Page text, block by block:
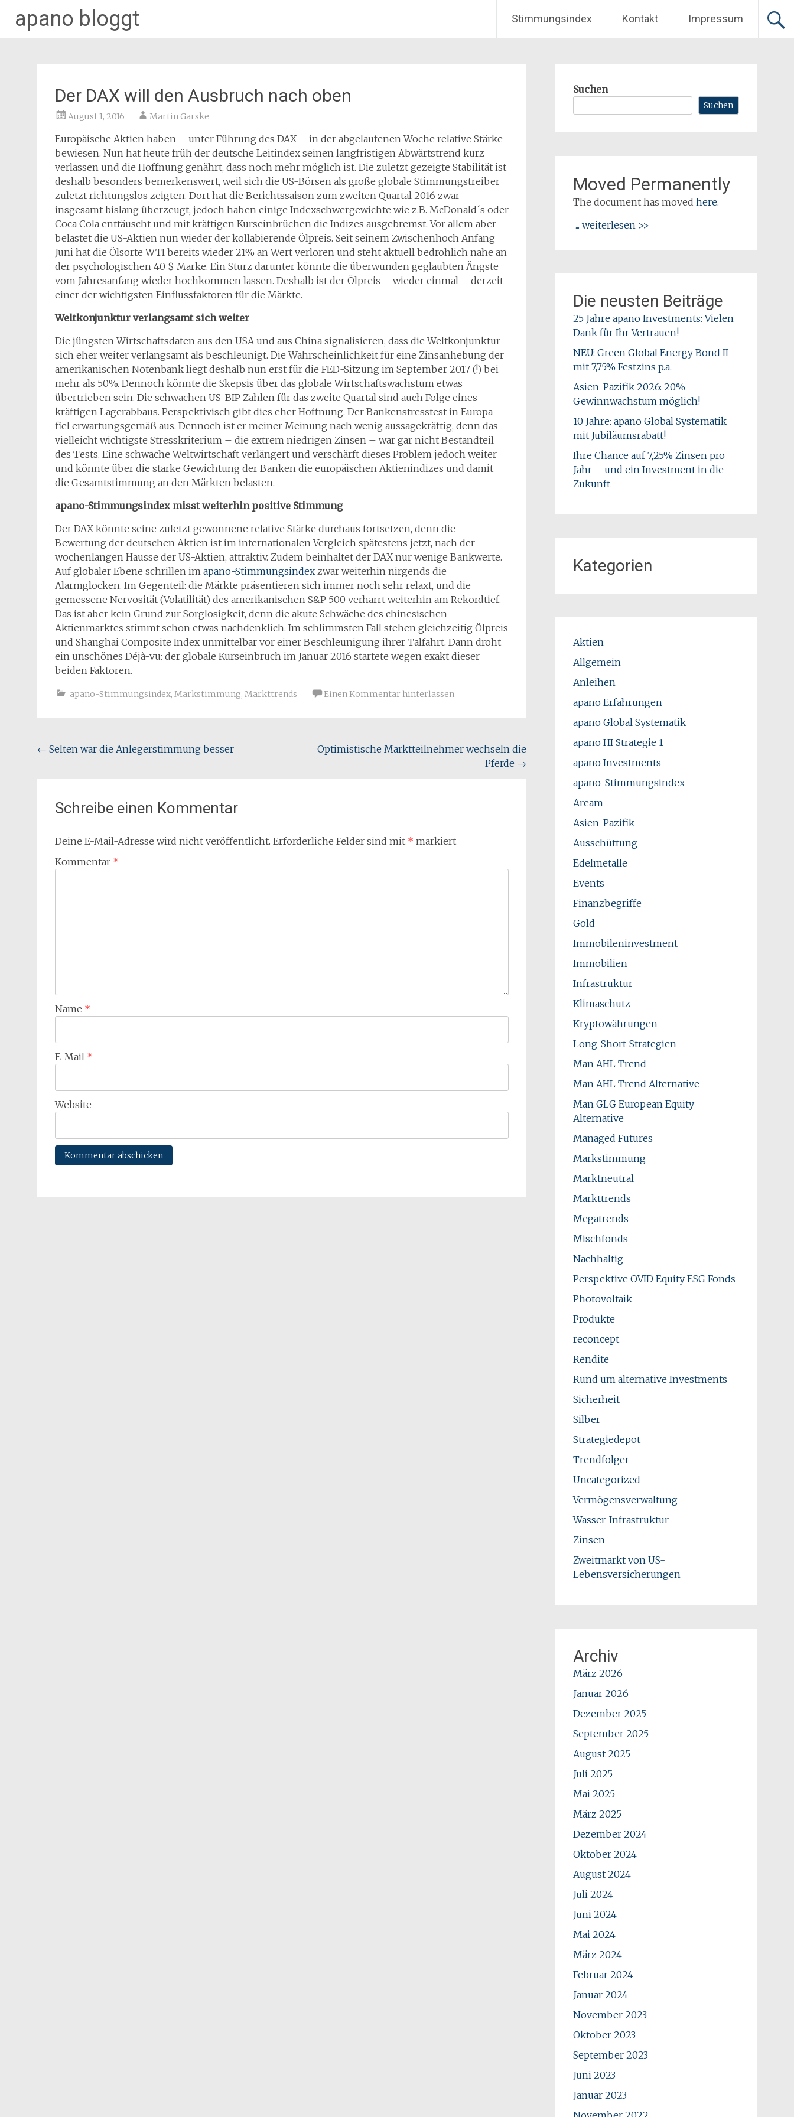
apano bloggt Stimmungsindex Kontakt Impressum
Der DAX will den Ausbruch nach oben
August 1, 2016 Martin Garske
Europäische Aktien haben – unter Führung des DAX – in der abgelaufenen Woche relative Stärke
bewiesen. Nun hat heute früh der deutsche Leitindex seinen langfristigen Abwärtstrend kurz
verlassen und die Hoffnung genährt, dass noch mehr möglich ist. Die zuletzt gezeigte Stabilität ist
deshalb besonders bemerkenswert, weil sich die US-Börsen als große globale Stimmungstreiber
zuletzt richtungslos zeigten. Dort hat die Berichtssaison zum zweiten Quartal 2016 zwar
insgesamt bislang überzeugt, jedoch haben einige Indexschwergewichte wie z.B. McDonald´s oder
Coca Cola enttäuscht und mit kräftigen Kurseinbrüchen die Indizes ausgebremst. Vor allem aber
belastet die US-Aktien nun wieder der kollabierende Ölpreis. Seit seinem Zwischenhoch Anfang
Juni hat die Ölsorte WTI bereits wieder 21% an Wert verloren und steht aktuell bedrohlich nahe an
der psychologischen 40 $ Marke. Ein Sturz darunter könnte die überwunden geglaubten Ängste
vom Jahresanfang wieder hochkommen lassen. Deshalb ist der Ölpreis – wieder einmal – derzeit
einer der wichtigsten Einflussfaktoren für die Märkte.
Weltkonjunktur verlangsamt sich weiter
Die jüngsten Wirtschaftsdaten aus den USA und aus China signalisieren, dass die Weltkonjunktur
sich eher weiter verlangsamt als beschleunigt. Die Wahrscheinlichkeit für eine Zinsanhebung der
amerikanischen Notenbank liegt deshalb nun erst für die FED-Sitzung im September 2017 (!) bei
mehr als 50%. Dennoch könnte die Skepsis über das globale Wirtschaftswachstum etwas
übertrieben sein. Die schwachen US-BIP Zahlen für das zweite Quartal sind auch Folge eines
kräftigen Lagerabbaus. Perspektivisch gibt dies eher Hoffnung. Der Bankenstresstest in Europa
fiel erwartungsgemäß aus. Dennoch ist er meiner Meinung nach wenig aussagekräftig, denn das
vielleicht wichtigste Stresskriterium – die extrem niedrigen Zinsen – war gar nicht Bestandteil
des Tests. Eine schwache Weltwirtschaft verlängert und verschärft dieses Problem jedoch weiter
und könnte über die starke Gewichtung der Banken die europäischen Aktienindizes und damit
die Gesamtstimmung an den Märkten belasten.
apano-Stimmungsindex misst weiterhin positive Stimmung
Der DAX könnte seine zuletzt gewonnene relative Stärke durchaus fortsetzen, denn die
Bewertung der deutschen Aktien ist im internationalen Vergleich spätestens jetzt, nach der
wochenlangen Hausse der US-Aktien, attraktiv. Zudem beinhaltet der DAX nur wenige Bankwerte.
Auf globaler Ebene schrillen im apano-Stimmungsindex zwar weiterhin nirgends die
Alarmglocken. Im Gegenteil: die Märkte präsentieren sich immer noch sehr relaxt, und die
gemessene Nervosität (Volatilität) des amerikanischen S&P 500 verharrt weiterhin am Rekordtief.
Das ist aber kein Grund zur Sorglosigkeit, denn die akute Schwäche des chinesischen
Aktienmarktes stimmt schon etwas nachdenklich. Im schlimmsten Fall stehen gleichzeitig Ölpreis
und Shanghai Composite Index unmittelbar vor einer Beschleunigung ihrer Talfahrt. Dann droht
ein unschönes Déjà-vu: der globale Kurseinbruch im Januar 2016 startete wegen exakt dieser
beiden Faktoren.
apano-Stimmungsindex, Markstimmung, Markttrends Einen Kommentar hinterlassen
Beitragsnavigation
← Selten war die Anlegerstimmung besser
Optimistische Marktteilnehmer wechseln die
Pferde →
Schreibe einen Kommentar
Deine E-Mail-Adresse wird nicht veröffentlicht. Erforderliche Felder sind mit * markiert
Kommentar *
Name *
E-Mail *
Website
Suchen
Suchen
Moved Permanently
The document has moved here.
... weiterlesen >>
Die neusten Beiträge
25 Jahre apano Investments: Vielen
Dank für Ihr Vertrauen!
NEU: Green Global Energy Bond II
mit 7,75% Festzins p.a.
Asien-Pazifik 2026: 20%
Gewinnwachstum möglich!
10 Jahre: apano Global Systematik
mit Jubiläumsrabatt!
Ihre Chance auf 7,25% Zinsen pro
Jahr – und ein Investment in die
Zukunft
Kategorien
Aktien
Allgemein
Anleihen
apano Erfahrungen
apano Global Systematik
apano HI Strategie 1
apano Investments
apano-Stimmungsindex
Aream
Asien-Pazifik
Ausschüttung
Edelmetalle
Events
Finanzbegriffe
Gold
Immobileninvestment
Immobilien
Infrastruktur
Klimaschutz
Kryptowährungen
Long-Short-Strategien
Man AHL Trend
Man AHL Trend Alternative
Man GLG European Equity
Alternative
Managed Futures
Markstimmung
Marktneutral
Markttrends
Megatrends
Mischfonds
Nachhaltig
Perspektive OVID Equity ESG Fonds
Photovoltaik
Produkte
reconcept
Rendite
Rund um alternative Investments
Sicherheit
Silber
Strategiedepot
Trendfolger
Uncategorized
Vermögensverwaltung
Wasser-Infrastruktur
Zinsen
Zweitmarkt von US-
Lebensversicherungen
Archiv
März 2026
Januar 2026
Dezember 2025
September 2025
August 2025
Juli 2025
Mai 2025
März 2025
Dezember 2024
Oktober 2024
August 2024
Juli 2024
Juni 2024
Mai 2024
März 2024
Februar 2024
Januar 2024
November 2023
Oktober 2023
September 2023
Juni 2023
Januar 2023